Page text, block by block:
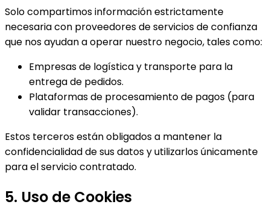
Solo compartimos información estrictamente
necesaria con proveedores de servicios de confianza
que nos ayudan a operar nuestro negocio, tales como:
Empresas de logística y transporte para la
entrega de pedidos.
Plataformas de procesamiento de pagos (para
validar transacciones).
Estos terceros están obligados a mantener la
confidencialidad de sus datos y utilizarlos únicamente
para el servicio contratado.
5. Uso de Cookies